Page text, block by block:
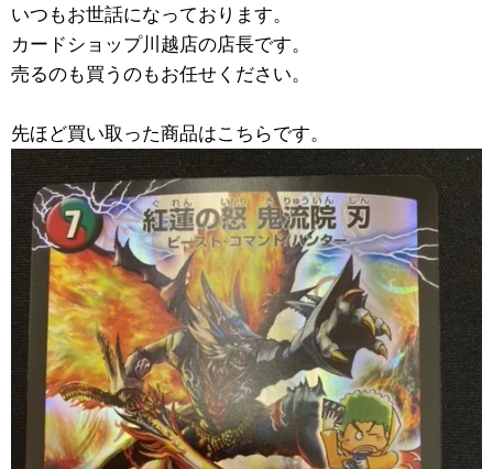
いつもお世話になっております。
カードショップ川越店の店長です。
売るのも買うのもお任せください。
先ほど買い取った商品はこちらです。